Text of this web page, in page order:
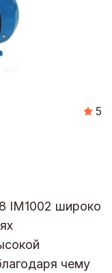
5
IM1002 широко
чему